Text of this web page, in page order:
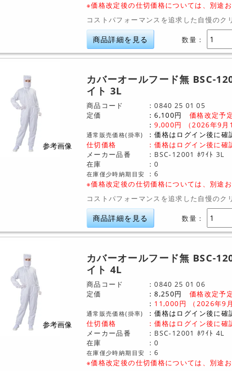
※価格改定後の仕切価格については、別途お
コストパフォーマンスを追求した自慢のク
商品詳細を見る 数量：
カバーオールフード無 BSC-
イト 3L
商品コード 0840 25 01 05
定価
6,100円
価格改定予
9,000円 （2026年9月
通常販売価格(掛率)
価格はログイン後に確
仕切価格
：価格はログイン後に確
メーカー品番
BSC-12001 ﾎﾜｲﾄ 3L
在庫
0
在庫僅少時納期目安
6
※価格改定後の仕切価格については、別途お
コストパフォーマンスを追求した自慢のク
商品詳細を見る 数量：
カバーオールフード無 BSC-
イト 4L
商品コード 0840 25 01 06
定価
8,250円
価格改定予
11,000円 （2026年9
通常販売価格(掛率)
価格はログイン後に確
仕切価格
：価格はログイン後に確
メーカー品番
BSC-12001 ﾎﾜｲﾄ 4L
在庫
0
在庫僅少時納期目安
6
※価格改定後の仕切価格については、別途お